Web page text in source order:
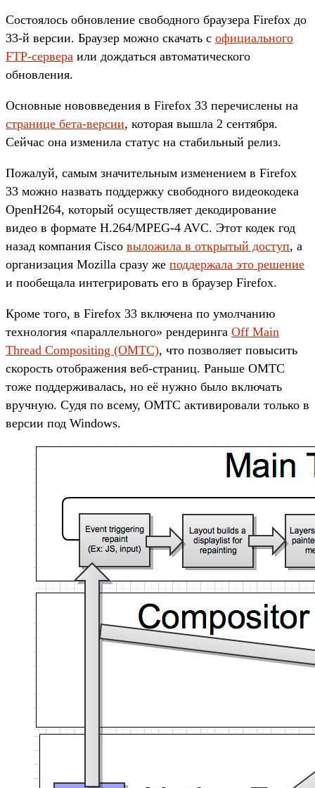
Состоялось обновление свободного браузера Firefox до
33-й версии. Браузер можно скачать с официального
FTP-сервера или дождаться автоматического
обновления.
Основные нововведения в Firefox 33 перечислены на
странице бета-версии, которая вышла 2 сентября.
Сейчас она изменила статус на стабильный релиз.
Пожалуй, самым значительным изменением в Firefox
33 можно назвать поддержку свободного видеокодека
OpenH264, который осуществляет декодирование
видео в формате H.264/MPEG-4 AVC. Этот кодек год
назад компания Cisco выложила в открытый доступ, а
организация Mozilla сразу же поддержала это решение
и пообещала интегрировать его в браузер Firefox.
Кроме того, в Firefox 33 включена по умолчанию
технология «параллельного» рендеринга Off Main
Thread Compositing (OMTC), что позволяет повысить
скорость отображения веб-страниц. Раньше OMTC
тоже поддерживалась, но её нужно было включать
вручную. Судя по всему, OMTC активировали только в
версии под Windows.